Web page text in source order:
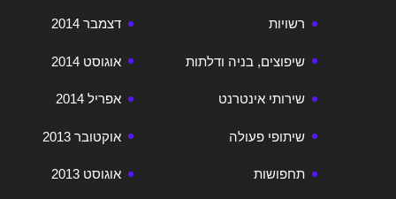
דצמבר 2014
אוגוסט 2014
אפריל 2014
אוקטובר 2013
אוגוסט 2013
רשויות
שיפוצים, בניה ודלתות
שירותי אינטרנט
שיתופי פעולה
תחפושות